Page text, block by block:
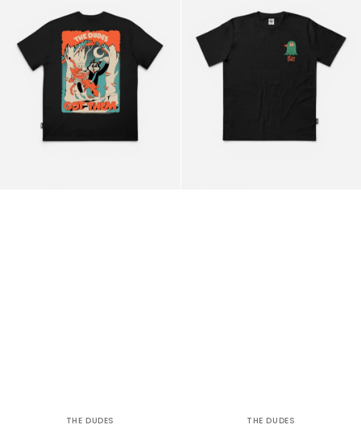
Black
Venditore:
THE DUDES
Black
Venditore:
THE DUDES